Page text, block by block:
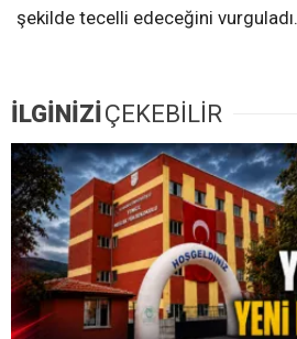
şekilde tecelli edeceğini vurguladı.
İLGİNİZİÇEKEBİLİR